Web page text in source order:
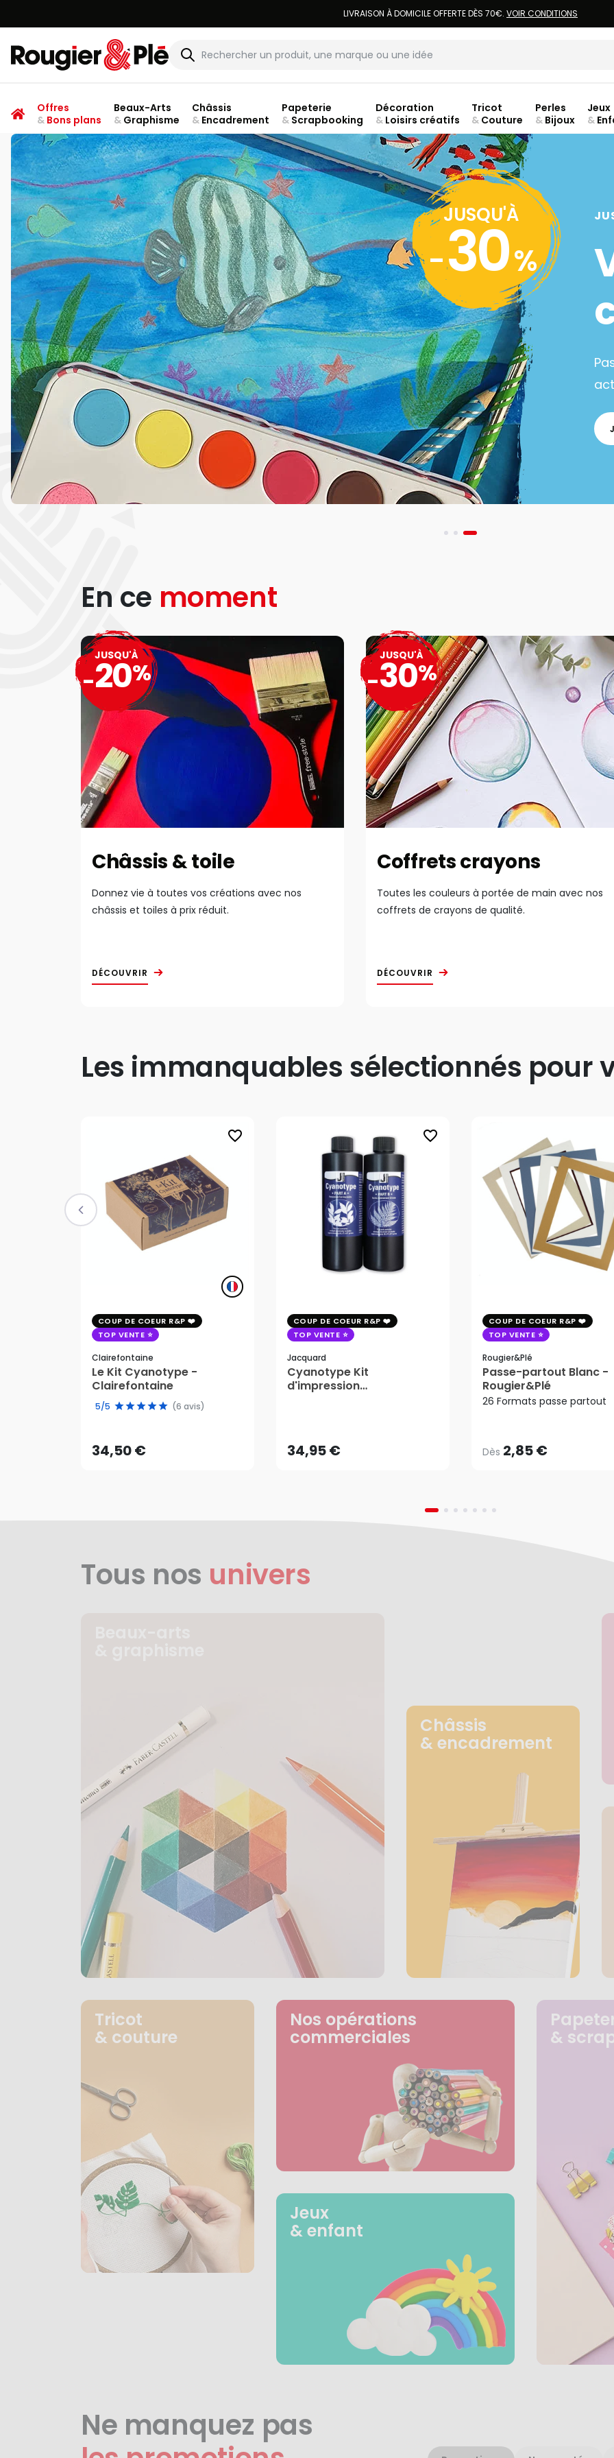
LIVRAISON À DOMICILE OFFERTE DÈS 70€. VOIR CONDITIONS
Rougier & Plé
Offres
&Bons plans
Beaux-Arts
&Graphisme
Châssis
&Encadrement
Papeterie
&Scrapbooking
Décoration
&Loisirs créatifs
Tricot
& Couture
Perles
& Bijoux
Jeux
&
JUSQU'À
-30%
En ce moment
Châssis & toile
Donnez vie à toutes vos créations avec nos
châssis et toiles à prix réduit.
DÉCOUVRIR
JUSQU'À
-20%
Coffrets crayons
Toutes les couleurs à portée de main avec nos
coffrets de crayons de qualité.
DÉCOUVRIR
JUSQU'À
-30%
Les immanquables sélectionnés pour
favorite_border
COUP DE COEUR R&P
TOP VENTE
Clairefontaine
Le Kit Cyanotype -
Clairefontaine
5/5 (6 avis)
34,50 €
34,50 €
AJOUTER AU PANIER
favorite_border
COUP DE COEUR R&P
TOP VENTE
Jacquard
Cyanotype Kit
d'impression
34,95 €AJOUTER AU PANIER
COUP DE COEUR R&P
TOP VENTE
Rougier&plé
Passe-partout Blanc -
Rougier&Plé
26 Formats passe partout
Dès 2,85 €
Dès2,85 €
Tous nos univers
Châssis
& encadrement
Tricot
& couture
Nos opérations
commerciales
Jeux
& enfant
&
Ne manquez pas